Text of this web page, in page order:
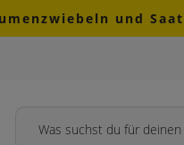
und